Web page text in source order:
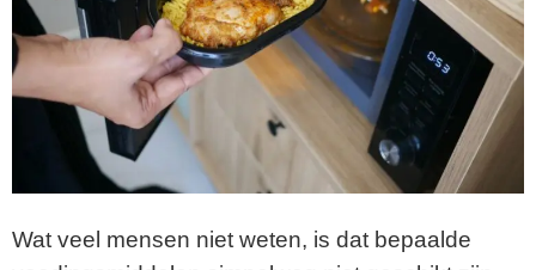
Wat veel mensen niet weten, is dat bepaalde